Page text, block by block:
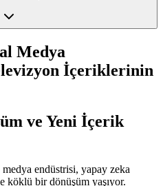
Medya
İçeriklerinin
ve Yeni İçerik
endüstrisi, yapay zeka
köklü bir dönüşüm yaşıyor.